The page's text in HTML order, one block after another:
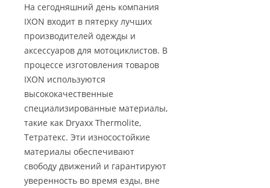
На сегодняшний день компания
IXON входит в пятерку лучших
производителей одежды и
аксессуаров для мотоциклистов. В
процессе изготовления товаров
IXON используются
высококачественные
специализированные материалы,
такие как Dryaxx Thermolite,
Тетратекс. Эти износостойкие
материалы обеспечивают
свободу движений и гарантируют
уверенность во время езды, вне